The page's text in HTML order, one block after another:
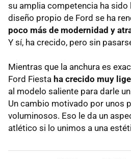
su amplia competencia ha sido
diseño propio de Ford se ha
poco más de modernidad y
Y sí, ha crecido, pero sin
Mientras que la anchura es
Ford Fiesta ha crecido muy
al modelo saliente para darle
Un cambio motivado por unos
voluminosos. Eso le da un
atlético si lo unimos a una